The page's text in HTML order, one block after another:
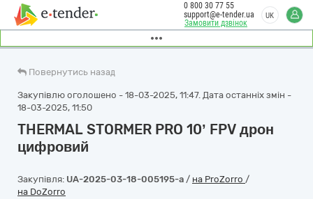
Замовити дзвінок
0 800 30 77 55
support@e-tender.ua
UK
Повернутись назад
Закупівлю оголошено - 18-03-2025, 11:47. Дата останніх змін -
18-03-2025, 11:50
THERMAL STORMER PRO 10ʼ FPV дрон
цифровий
Закупівля: UA-2025-03-18-005195-a / на ProZorro /
на DoZorro